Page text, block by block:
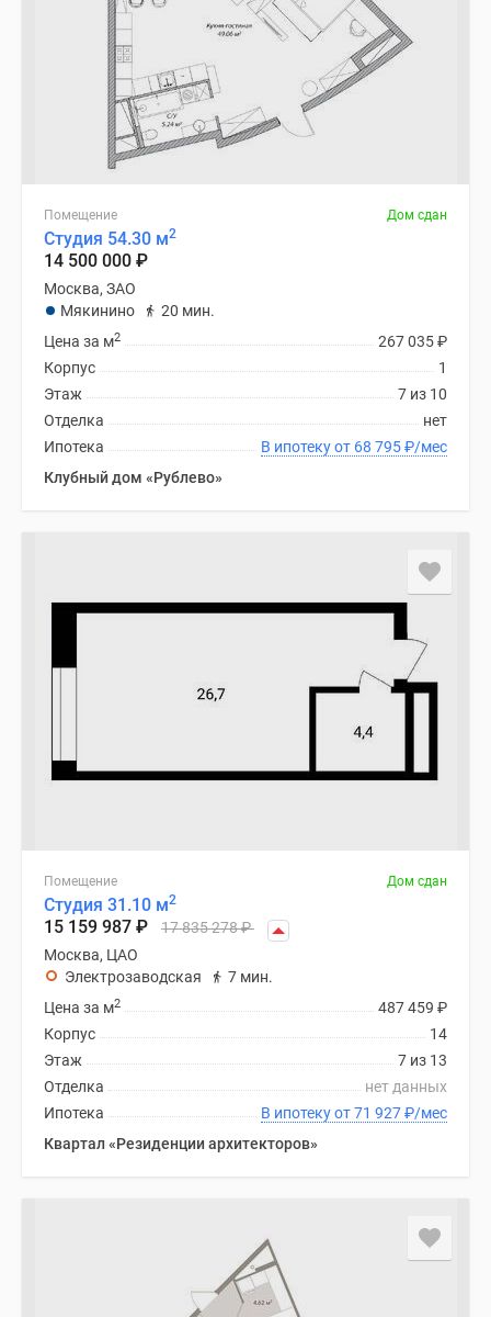
Помещение Дом сдан
Студия 54.30 м2
14 500 000 ₽
Москва, ЗАО
Мякинино
20 мин.
267 035₽
Цена за м2
1
Корпус
7 из 10
Этаж
нет
Отделка
В ипотеку от 68 795₽/мес
Ипотека
Клубный дом «Рублево»
Помещение Дом сдан
Студия 31.10 м2
15 159 987 ₽ 17 835 278₽
Москва, ЦАО
Электрозаводская
7 мин.
487 459 ₽
Цена за м2
14
Корпус
7 из 13
Этаж
нет данных
Отделка
В ипотеку от 71 927₽/мес
Ипотека
Квартал «Резиденции архитекторов»